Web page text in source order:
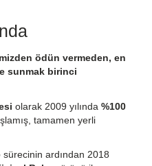
ödün vermeden, en
sunmak birinci
olarak 2009 yılında %100
tamamen yerli
sürecinin ardından 2018